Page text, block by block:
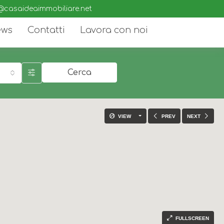
Contatti Lavora con noi
Cerca
VIEW PREV NEXT
FULLSCREEN